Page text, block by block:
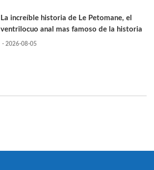
La increíble historia de Le Petomane, el
ventrilocuo anal mas famoso de la historia
- 2026-08-05